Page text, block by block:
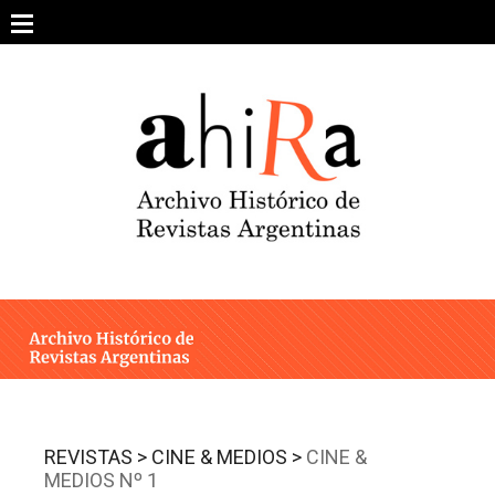
content
ARCHIVO DE REVISTAS
ESTUDIOS CRÍTICOS
INTEGRANTES
CONTACTO
REVISTAS > CINE & MEDIOS > CINE &
MEDIOS Nº 1